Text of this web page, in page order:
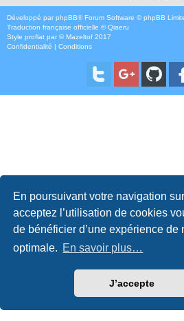
En poursuivant votre navigation
acceptez l’utilisation de cookies
de bénéficier d’une expérience de
optimale. En savoir plus…
J’accepte
Développé par phpBB® Forum Software © phpBB
Traduction française officielle ©Qiaeru
Style proflat par ©Mazeltof 2017
Confidentialité | Conditions